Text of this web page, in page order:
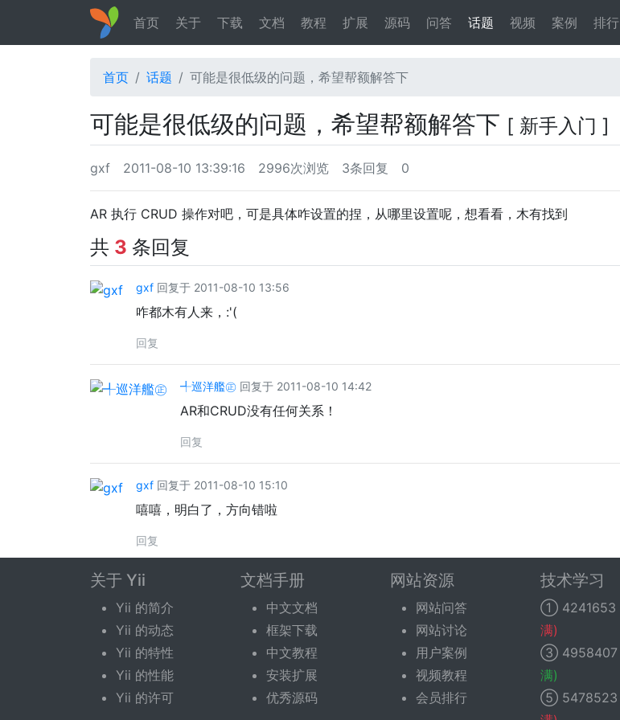
首页 关于 下载 文档 教程 扩展 源码 问答 话题 视频 案例 排行
首页 话题 可能是很低级的问题，希望帮额解答下
可能是很低级的问题，希望帮额解答下 [ 新手入门 ]
gxf 2011-08-10 13:39:16 2996次浏览 3条回复 0
AR 执行 CRUD 操作对吧，可是具体咋设置的捏，从哪里设置呢，想看看，木有找到
共 3 条回复
gxf 回复于 2011-08-10 13:56
咋都木有人来，:'(
回复
╃巡洋艦㊣ 回复于 2011-08-10 14:42
AR和CRUD没有任何关系！
回复
gxf 回复于 2011-08-10 15:10
嘻嘻，明白了，方向错啦
回复
回复话题
您需要登录后才可以回复。 登录| 立即注册
关于 Yii
Yii 的简介
Yii 的动态
Yii 的特性
Yii 的性能
Yii 的许可
文档手册
中文文档
框架下载
中文教程
安装扩展
优秀源码
网站资源
网站问答
网站讨论
用户案例
视频教程
会员排行
技术学习
① 4241653
满)
③ 4958407
满)
⑤ 5478523